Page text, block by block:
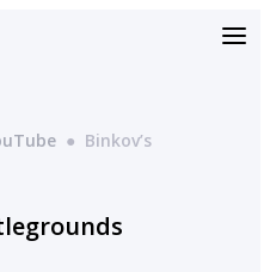
● Binkov’s